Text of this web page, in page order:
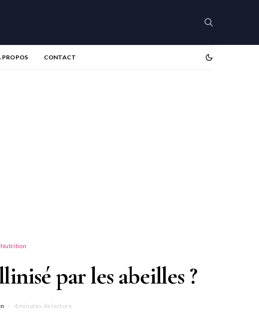
PROPOS CONTACT
Nutrition
par les abeilles ?
4 minutes de lecture